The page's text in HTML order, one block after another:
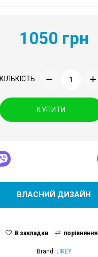
1050 грн
КІЛЬКІСТЬ
КУПИТИ
ВЛАСНИЙ ДИЗАЙН
В закладки порівняння
Brand: LIKEY